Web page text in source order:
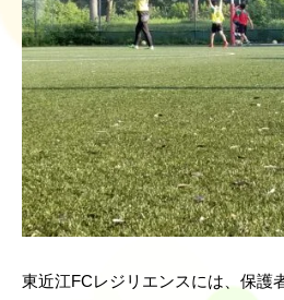
東近江FCレジリエンスには、保護